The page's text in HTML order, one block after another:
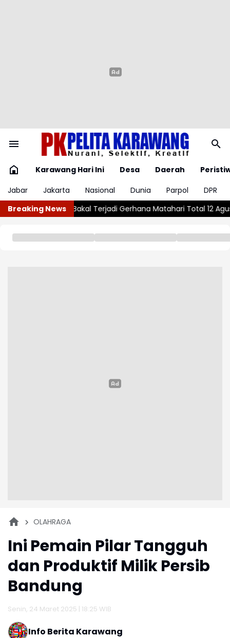
Karawang Hari Ini Desa Daerah
Jabar
Jakarta Nasional Dunia Parpol
DPR
Breaking News
12 Agustus 2026 Karawang Gali Potensi Bakat, Disdikbud
OLAHRAGA
Ini Pemain Pilar Tangguh
dan Produktif Milik Persib
Bandung
Senin, 24 Maret 2025 | 18:25 WIB
Info Berita Karawang